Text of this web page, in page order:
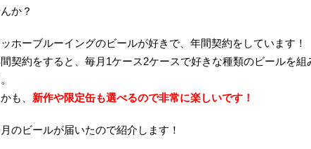
か？
ホーブルーイングのビールが好きで、年間契約をしています！
契約をすると、毎月1ケース2ケースで好きな種類のビールを組
も、 新作や限定缶も選べるので非常に楽しいです！
のビールが届いたので紹介します！